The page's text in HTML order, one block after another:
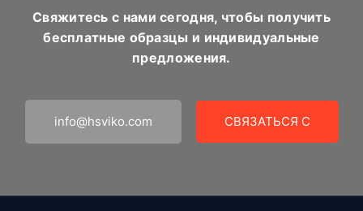
Свяжитесь с нами сегодня, чтобы получить
бесплатные образцы и индивидуальные
предложения.
info@hsviko.com СВЯЗАТЬСЯ С